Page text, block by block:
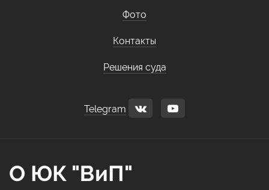
Фото
Контакты
Решения суда
Telegram
О ЮК "ВиП"